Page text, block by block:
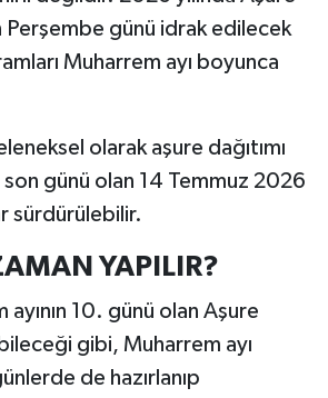
Perşembe günü idrak edilecek
Muharrem ayı boyunca
olarak aşure dağıtımı
son günü olan 14 Temmuz 2026
sürdürülebilir.
YAPILIR?
10. günü olan Aşure
gibi, Muharrem ayı
de hazırlanıp